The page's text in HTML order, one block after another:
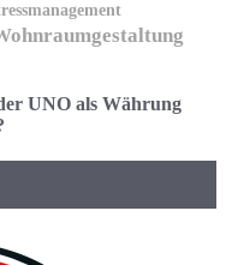
UNO als Währung